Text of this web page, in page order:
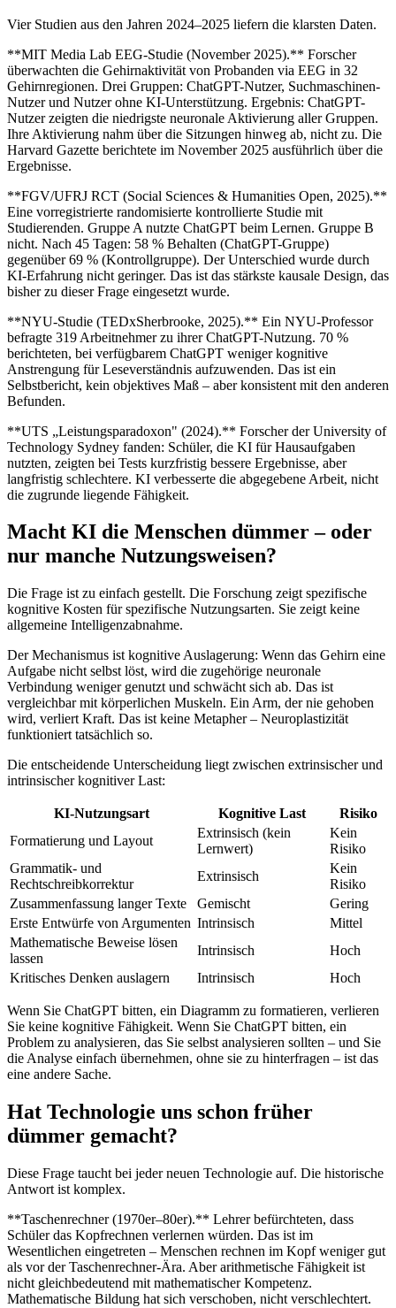
Vier Studien aus den Jahren 2024–2025 liefern die klarsten Daten.
**MIT Media Lab EEG-Studie (November 2025).** Forscher
überwachten die Gehirnaktivität von Probanden via EEG in 32
Gehirnregionen. Drei Gruppen: ChatGPT-Nutzer, Suchmaschinen-
Nutzer und Nutzer ohne KI-Unterstützung. Ergebnis: ChatGPT-
Nutzer zeigten die niedrigste neuronale Aktivierung aller Gruppen.
Ihre Aktivierung nahm über die Sitzungen hinweg ab, nicht zu. Die
Harvard Gazette berichtete im November 2025 ausführlich über die
Ergebnisse.
**FGV/UFRJ RCT (Social Sciences & Humanities Open, 2025).**
Eine vorregistrierte randomisierte kontrollierte Studie mit
Studierenden. Gruppe A nutzte ChatGPT beim Lernen. Gruppe B
nicht. Nach 45 Tagen: 58 % Behalten (ChatGPT-Gruppe)
gegenüber 69 % (Kontrollgruppe). Der Unterschied wurde durch
KI-Erfahrung nicht geringer. Das ist das stärkste kausale Design, das
bisher zu dieser Frage eingesetzt wurde.
**NYU-Studie (TEDxSherbrooke, 2025).** Ein NYU-Professor
befragte 319 Arbeitnehmer zu ihrer ChatGPT-Nutzung. 70 %
berichteten, bei verfügbarem ChatGPT weniger kognitive
Anstrengung für Leseverständnis aufzuwenden. Das ist ein
Selbstbericht, kein objektives Maß – aber konsistent mit den anderen
Befunden.
**UTS „Leistungsparadoxon" (2024).** Forscher der University of
Technology Sydney fanden: Schüler, die KI für Hausaufgaben
nutzten, zeigten bei Tests kurzfristig bessere Ergebnisse, aber
langfristig schlechtere. KI verbesserte die abgegebene Arbeit, nicht
die zugrunde liegende Fähigkeit.
Macht KI die Menschen dümmer – oder
nur manche Nutzungsweisen?
Die Frage ist zu einfach gestellt. Die Forschung zeigt spezifische
kognitive Kosten für spezifische Nutzungsarten. Sie zeigt keine
allgemeine Intelligenzabnahme.
Der Mechanismus ist kognitive Auslagerung: Wenn das Gehirn eine
Aufgabe nicht selbst löst, wird die zugehörige neuronale
Verbindung weniger genutzt und schwächt sich ab. Das ist
vergleichbar mit körperlichen Muskeln. Ein Arm, der nie gehoben
wird, verliert Kraft. Das ist keine Metapher – Neuroplastizität
funktioniert tatsächlich so.
Die entscheidende Unterscheidung liegt zwischen extrinsischer und
intrinsischer kognitiver Last:
KI-Nutzungsart Kognitive Last
Risiko
Formatierung und Layout
Extrinsisch (kein
Lernwert)
Kein
Risiko
Grammatik- und
Rechtschreibkorrektur
Extrinsisch
Kein
Risiko
Zusammenfassung langer Texte
Gemischt
Gering
Erste Entwürfe von Argumenten Intrinsisch
Mittel
Mathematische Beweise lösen
lassen
Intrinsisch
Hoch
Kritisches Denken auslagern
Intrinsisch Hoch
Wenn Sie ChatGPT bitten, ein Diagramm zu formatieren, verlieren
Sie keine kognitive Fähigkeit. Wenn Sie ChatGPT bitten, ein
Problem zu analysieren, das Sie selbst analysieren sollten – und Sie
die Analyse einfach übernehmen, ohne sie zu hinterfragen – ist das
eine andere Sache.
Hat Technologie uns schon früher
dümmer gemacht?
Diese Frage taucht bei jeder neuen Technologie auf. Die historische
Antwort ist komplex.
**Taschenrechner (1970er–80er).** Lehrer befürchteten, dass
Schüler das Kopfrechnen verlernen würden. Das ist im
Wesentlichen eingetreten – Menschen rechnen im Kopf weniger gut
als vor der Taschenrechner-Ära. Aber arithmetische Fähigkeit ist
nicht gleichbedeutend mit mathematischer Kompetenz.
Mathematische Bildung hat sich verschoben, nicht verschlechtert.